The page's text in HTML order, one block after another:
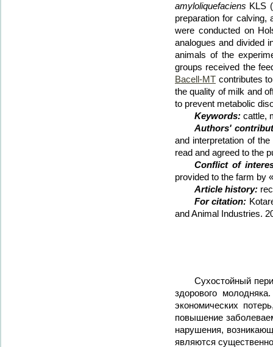
amyloliquefaciens KLS
preparation for calving,
were conducted on
analogues and divided
animals of the
groups received the
Bacell-MT contributes
the quality of milk and
to prevent metabolic
Keywords: cattle,
Authors'
and interpretation of
read and agreed to the
Conflict of
provided to the farm by
Article history:
For citation:
and Animal Industries.
Сухостойный
здорового
экономических
повышение
нарушения,
являются